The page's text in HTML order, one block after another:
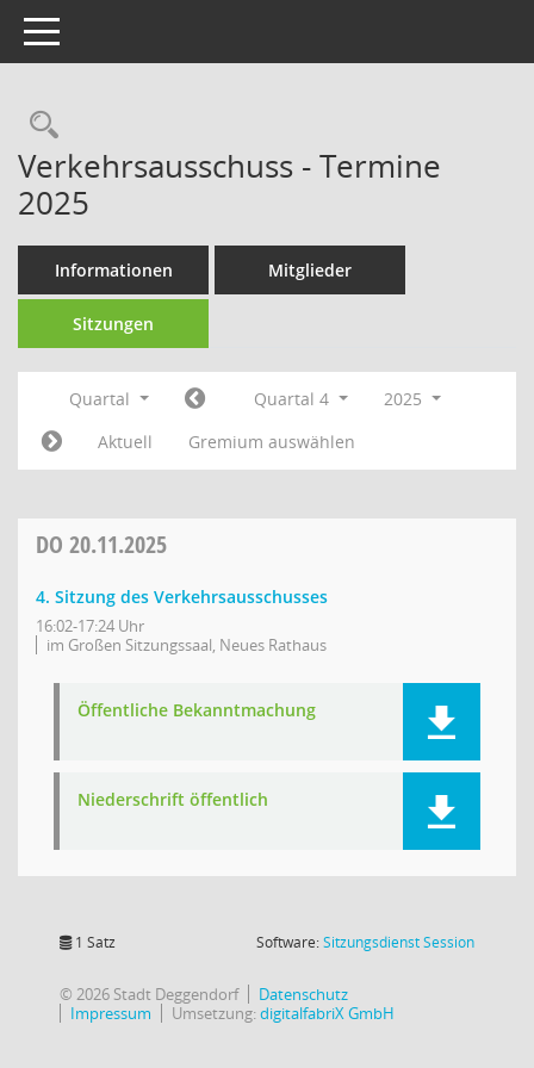
Toggle navigation
Rechercheauswahl
Verkehrsausschuss - Termine
2025
Informationen Mitglieder
Sitzungen
Quartal Quartal 4
2025
Aktuell
Gremium auswählen
DO 20.11.2025
4. Sitzung des Verkehrsausschusses
16:02-17:24 Uhr
im Großen Sitzungssaal, Neues Rathaus
Öffentliche Bekanntmachung
Niederschrift öffentlich
1 Satz Software:SitzungsdienstSession(Wird in
© 2026 Stadt Deggendorf
Datenschutz
Impressum
Umsetzung:digitalfabriX GmbH